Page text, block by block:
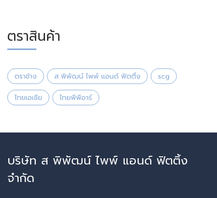
ตราสินค้า
ตราช้าง ส พิพัฒน์ ไพพ์ แอนด์ ฟิตติ้ง scg
ไทยเอเซีย ไทยพีพีอาร์
บริษัท ส พิพัฒน์ ไพพ์ แอนด์ ฟิตติ้ง
จำกัด